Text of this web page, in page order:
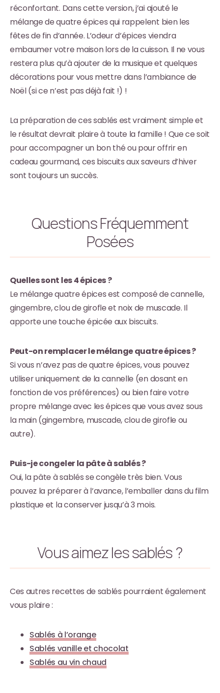
réconfortant. Dans cette version, j’ai ajouté le
mélange de quatre épices qui rappelent bien les
fêtes de fin d’année. L’odeur d’épices viendra
embaumer votre maison lors de la cuisson. Il ne vous
restera plus qu’à ajouter de la musique et quelques
décorations pour vous mettre dans l’ambiance de
Noël (si ce n’est pas déjà fait !) !
La préparation de ces sablés est vraiment simple et
le résultat devrait plaire à toute la famille ! Que ce soit
pour accompagner un bon thé ou pour offrir en
cadeau gourmand, ces biscuits aux saveurs d’hiver
sont toujours un succès.
Questions Fréquemment
Posées
Quelles sont les 4 épices ?
Le mélange quatre épices est composé de cannelle,
gingembre, clou de girofle et noix de muscade. Il
apporte une touche épicée aux biscuits.
Peut-on remplacer le mélange quatre épices ?
Si vous n’avez pas de quatre épices, vous pouvez
utiliser uniquement de la cannelle (en dosant en
fonction de vos préférences) ou bien faire votre
propre mélange avec les épices que vous avez sous
la main (gingembre, muscade, clou de girofle ou
autre).
Puis-je congeler la pâte à sablés ?
Oui, la pâte à sablés se congèle très bien. Vous
pouvez la préparer à l’avance, l’emballer dans du film
plastique et la conserver jusqu’à 3 mois.
Vous aimez les sablés ?
Ces autres recettes de sablés pourraient également
vous plaire :
Sablés à l’orange
Sablés vanille et chocolat
Sablés au vin chaud